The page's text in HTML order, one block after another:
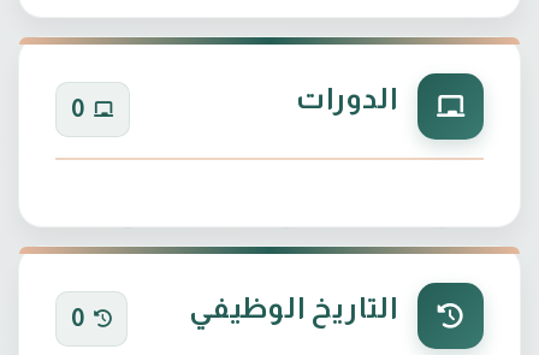
الدورات 0
التاريخ الوظيفي 0